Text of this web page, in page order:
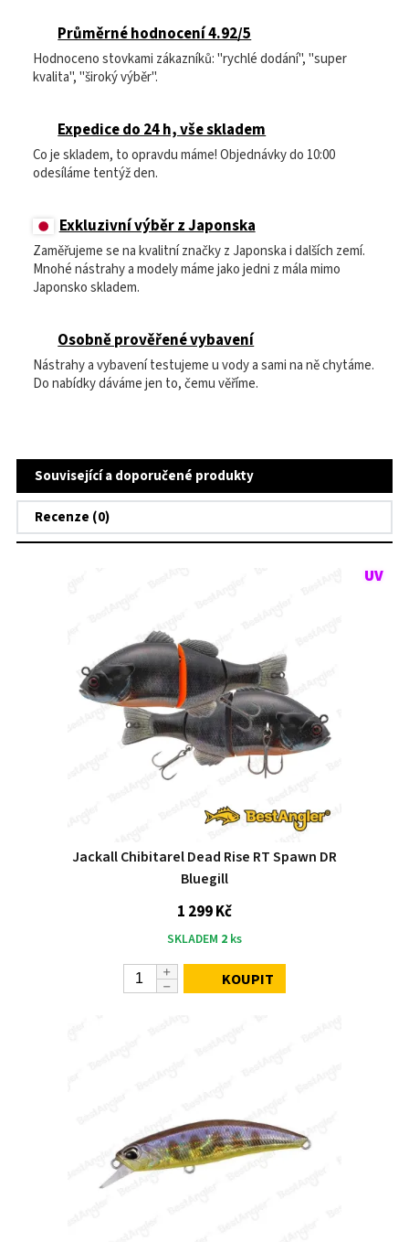
Průměrné hodnocení 4.92/5
Hodnoceno stovkami zákazníků: "rychlé dodání", "super
kvalita", "široký výběr".
Expedice do 24 h, vše skladem
Co je skladem, to opravdu máme! Objednávky do 10:00
odesíláme tentýž den.
Exkluzivní výběr z Japonska
Zaměřujeme se na kvalitní značky z Japonska i dalších zemí.
Mnohé nástrahy a modely máme jako jedni z mála mimo
Japonsko skladem.
Osobně prověřené vybavení
Nástrahy a vybavení testujeme u vody a sami na ně chytáme.
Do nabídky dáváme jen to, čemu věříme.
Související a doporučené produkty
Recenze (0)
Jackall Chibitarel Dead Rise RT Spawn DR
Bluegill
1 299 Kč
SKLADEM 2 ks
KOUPIT